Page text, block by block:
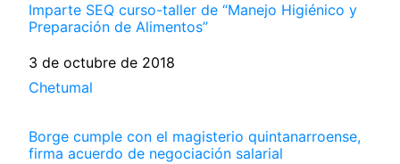
Imparte SEQ curso-taller de “Manejo Higiénico y
Preparación de Alimentos”
Fecha
3 de octubre de 2018
Respecto a
Chetumal
Borge cumple con el magisterio quintanarroense,
firma acuerdo de negociación salarial